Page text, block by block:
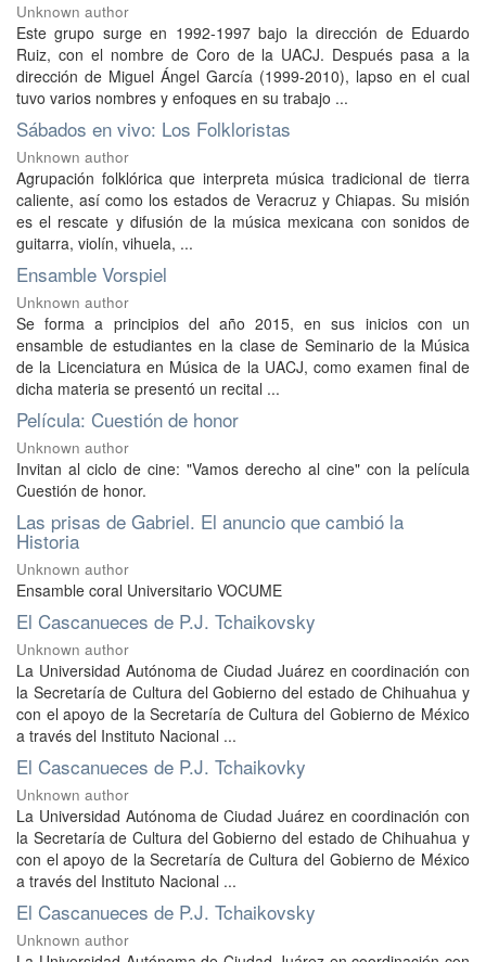
Unknown author
Este grupo surge en 1992-1997 bajo la dirección de Eduardo
Ruiz, con el nombre de Coro de la UACJ. Después pasa a la
dirección de Miguel Ángel García (1999-2010), lapso en el cual
tuvo varios nombres y enfoques en su trabajo ...
Sábados en vivo: Los Folkloristas
Unknown author
Agrupación folklórica que interpreta música tradicional de tierra
caliente, así como los estados de Veracruz y Chiapas. Su misión
es el rescate y difusión de la música mexicana con sonidos de
guitarra, violín, vihuela, ...
Ensamble Vorspiel
Unknown author
Se forma a principios del año 2015, en sus inicios con un
ensamble de estudiantes en la clase de Seminario de la Música
de la Licenciatura en Música de la UACJ, como examen final de
dicha materia se presentó un recital ...
Película: Cuestión de honor
Unknown author
Invitan al ciclo de cine: "Vamos derecho al cine" con la película
Cuestión de honor.
Las prisas de Gabriel. El anuncio que cambió la
Historia
Unknown author
Ensamble coral Universitario VOCUME
El Cascanueces de P.J. Tchaikovsky
Unknown author
La Universidad Autónoma de Ciudad Juárez en coordinación con
la Secretaría de Cultura del Gobierno del estado de Chihuahua y
con el apoyo de la Secretaría de Cultura del Gobierno de México
a través del Instituto Nacional ...
El Cascanueces de P.J. Tchaikovky
Unknown author
La Universidad Autónoma de Ciudad Juárez en coordinación con
la Secretaría de Cultura del Gobierno del estado de Chihuahua y
con el apoyo de la Secretaría de Cultura del Gobierno de México
a través del Instituto Nacional ...
El Cascanueces de P.J. Tchaikovsky
Unknown author